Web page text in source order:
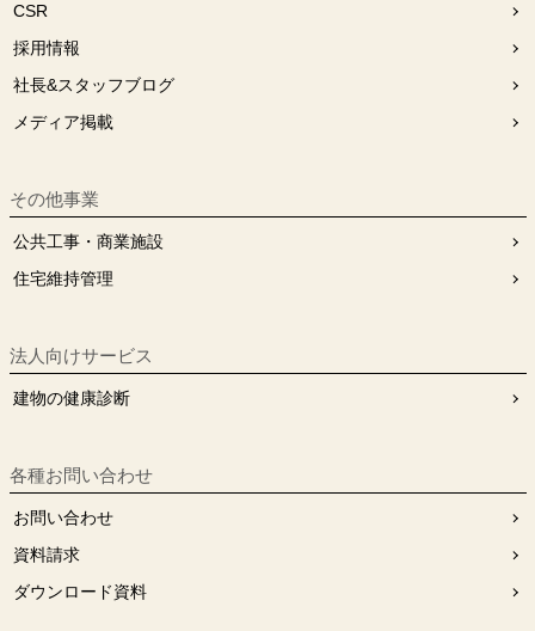
CSR
採用情報
社長&スタッフブログ
メディア掲載
その他事業
公共工事・商業施設
住宅維持管理
法人向けサービス
建物の健康診断
各種お問い合わせ
お問い合わせ
資料請求
ダウンロード資料